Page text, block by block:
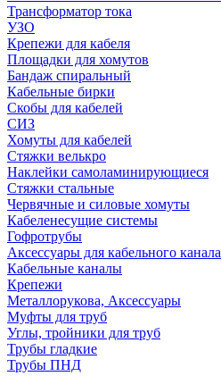
Трансформатор тока
УЗО
Крепежи для кабеля
Площадки для хомутов
Бандаж спиральный
Кабельные бирки
Cкобы для кабелей
СИЗ
Хомуты для кабелей
Стяжки велькро
Наклейки самоламинирующиеся
Стяжки стальные
Червячные и силовые хомуты
Кабеленесущие системы
Гофротрубы
Аксессуары для кабельного канала
Кабельные каналы
Крепежи
Металлорукова, Аксессуары
Муфты для труб
Углы, тройники для труб
Трубы гладкие
Трубы ПНД